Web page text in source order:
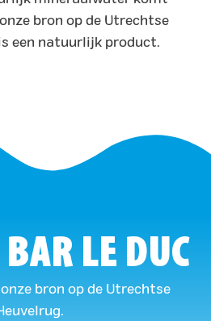
bron op de Utrechtse
een natuurlijk product.
LE DUC
bron op de Utrechtse